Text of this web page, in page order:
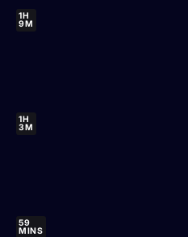
1H
9M
1H
3M
59
MINS